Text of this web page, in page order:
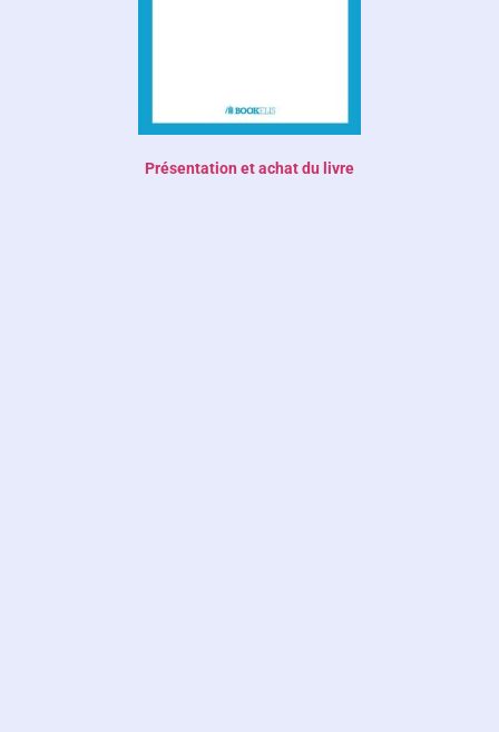
Présentation et achat du livre